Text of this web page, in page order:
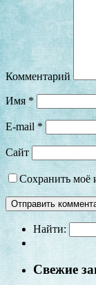
Комментарий
Имя *
E-mail *
Сайт
Сохранить моё
Найти:
Свежие